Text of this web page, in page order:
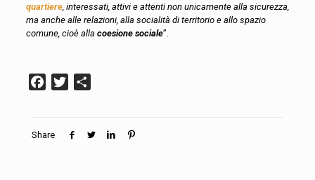
quartiere, interessati, attivi e attenti non unicamente alla sicurezza,
ma anche alle relazioni, alla socialità di territorio e allo spazio
comune, cioè alla coesione sociale”.
Facebook
Twitter
Share